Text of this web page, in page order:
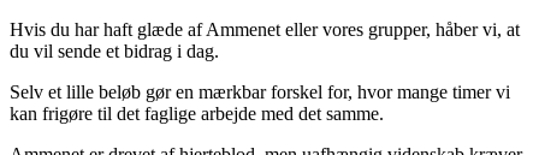
Hvis du har haft glæde af Ammenet eller vores grupper, håber vi, at
du vil sende et bidrag i dag.
Selv et lille beløb gør en mærkbar forskel for, hvor mange timer vi
kan frigøre til det faglige arbejde med det samme.